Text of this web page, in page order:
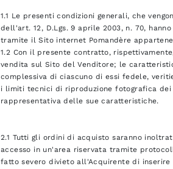
1.1 Le presenti condizioni generali, che
dell'art. 12, D.Lgs. 9 aprile 2003, n. 70,
tramite il Sito internet Pomandère
1.2 Con il presente contratto,
vendita sul Sito del Venditore; le
complessiva di ciascuno di essi fedele,
i limiti tecnici di riproduzione fotografica
rappresentativa delle sue caratteristiche.
2.1 Tutti gli ordini di acquisto saranno
accesso in un'area riservata tramite
fatto severo divieto all'Acquirente di